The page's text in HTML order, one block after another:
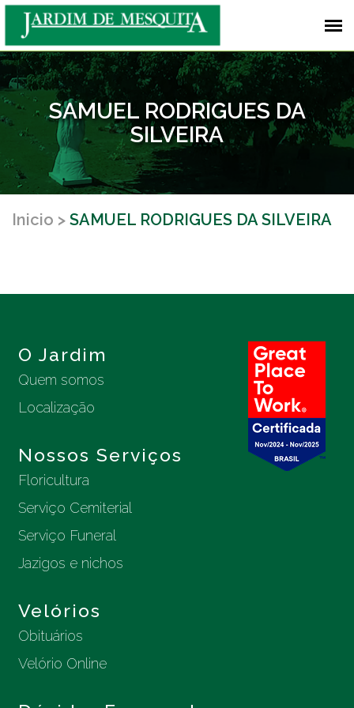
SAMUEL RODRIGUES DA
SILVEIRA
Inicio SAMUEL RODRIGUES DA SILVEIRA
O Jardim
Quem somos
Localização
Nossos Serviços
Floricultura
Serviço Cemiterial
Serviço Funeral
Jazigos e nichos
Velórios
Obituários
Velório Online